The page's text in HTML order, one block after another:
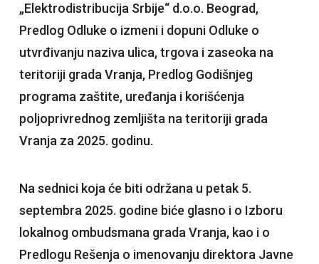
„Elektrodistribucija Srbije“ d.o.o. Beograd,
Predlog Odluke o izmeni i dopuni Odluke o
utvrđivanju naziva ulica, trgova i zaseoka na
teritoriji grada Vranja, Predlog Godišnjeg
programa zaštite, uređanja i korišćenja
poljoprivrednog zemljišta na teritoriji grada
Vranja za 2025. godinu.
Na sednici koja će biti održana u petak 5.
septembra 2025. godine biće glasno i o Izboru
lokalnog ombudsmana grada Vranja, kao i o
Predlogu Rešenja o imenovanju direktora Javne